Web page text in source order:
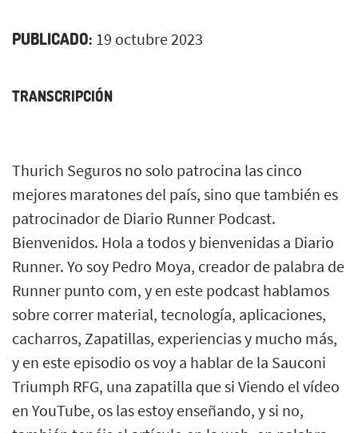
PUBLICADO: 19 octubre 2023
TRANSCRIPCIÓN
Thurich Seguros no solo patrocina las cinco
mejores maratones del país, sino que también es
patrocinador de Diario Runner Podcast.
Bienvenidos. Hola a todos y bienvenidas a Diario
Runner. Yo soy Pedro Moya, creador de palabra de
Runner punto com, y en este podcast hablamos
sobre correr material, tecnología, aplicaciones,
cacharros, Zapatillas, experiencias y mucho más,
y en este episodio os voy a hablar de la Sauconi
Triumph RFG, una zapatilla que si Viendo el vídeo
en YouTube, os las estoy enseñando, y si no,